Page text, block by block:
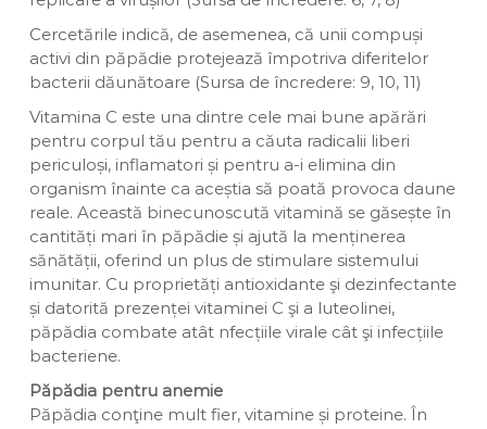
Cercetările indică, de asemenea, că unii compuși
activi din păpădie protejează împotriva diferitelor
bacterii dăunătoare (Sursa de încredere: 9, 10, 11)
Vitamina C este una dintre cele mai bune apărări
pentru corpul tău pentru a căuta radicalii liberi
periculoși, inflamatori și pentru a-i elimina din
organism înainte ca aceștia să poată provoca daune
reale. Această binecunoscută vitamină se găsește în
cantități mari în păpădie și ajută la menținerea
sănătății, oferind un plus de stimulare sistemului
imunitar. Cu proprietăți antioxidante şi dezinfectante
și datorită prezenței vitaminei C şi a luteolinei,
păpădia combate atât nfecțiile virale cât şi infecțiile
bacteriene.
Păpădia pentru anemie
Păpădia conţine mult fier, vitamine și proteine. În